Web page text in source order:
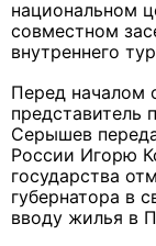
национальном
совместном
внутреннего
Перед началом
представитель
Серышев
России Игорю
государства
губернатора в
вводу жилья в